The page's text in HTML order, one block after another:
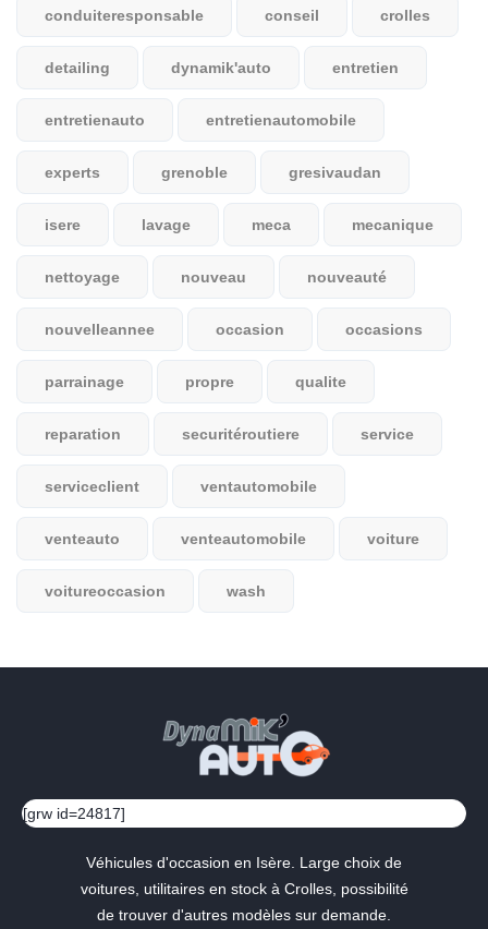
conduiteresponsable conseil crolles
detailing dynamik'auto entretien
entretienauto entretienautomobile
experts grenoble gresivaudan
isere lavage meca mecanique
nettoyage nouveau nouveauté
nouvelleannee occasion occasions
parrainage propre qualite
reparation securitéroutiere service
serviceclient ventautomobile
venteauto venteautomobile voiture
voitureoccasion wash
[grw id=24817]
Véhicules d'occasion en Isère. Large choix de
voitures, utilitaires en stock à Crolles, possibilité
de trouver d'autres modèles sur demande.